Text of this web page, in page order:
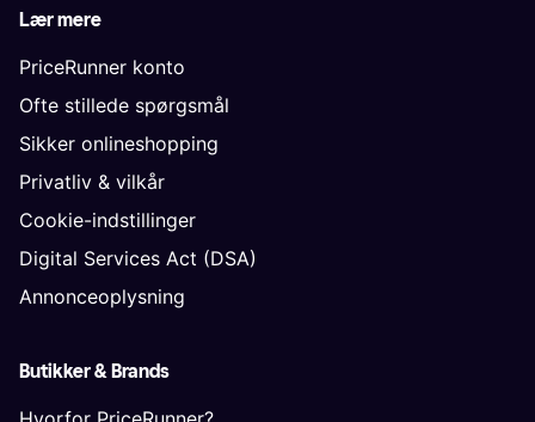
Lær mere
PriceRunner konto
Ofte stillede spørgsmål
Sikker onlineshopping
Privatliv & vilkår
Cookie-indstillinger
Digital Services Act (DSA)
Annonceoplysning
Butikker & Brands